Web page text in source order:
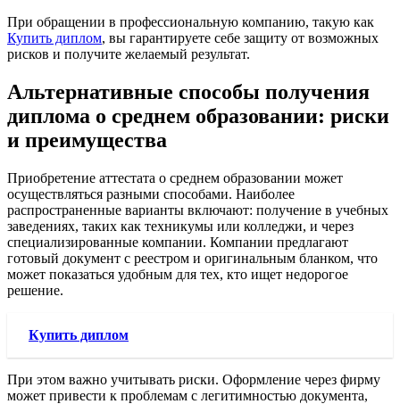
При обращении в профессиональную компанию, такую как
Купить диплом, вы гарантируете себе защиту от возможных
рисков и получите желаемый результат.
Альтернативные способы получения
диплома о среднем образовании: риски
и преимущества
Приобретение аттестата о среднем образовании может
осуществляться разными способами. Наиболее
распространенные варианты включают: получение в учебных
заведениях, таких как техникумы или колледжи, и через
специализированные компании. Компании предлагают
готовый документ с реестром и оригинальным бланком, что
может показаться удобным для тех, кто ищет недорогое
решение.
Купить диплом
При этом важно учитывать риски. Оформление через фирму
может привести к проблемам с легитимностью документа,